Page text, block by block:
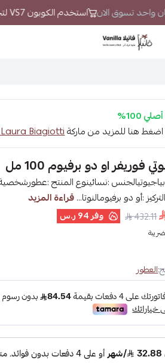
واحد تسوق الان استخدم الكوبون VS7 لتحصل على خصم إضافي
فانيلا
أصلي 100%
اضغط هنا للمزيد من ماركةLaura Biagiotti - لورا بياجويتي
فوريفر او دو برفيوم 100 مل
قراءة المزيد
432.11 وفر94 ر.س
العطور